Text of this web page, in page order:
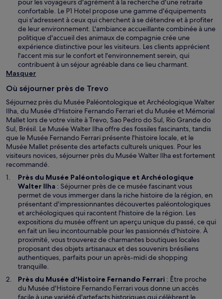
r
e
n
o
u
v
e
l
l
e
e
ê
t
r
e
u
v
r
e
d
a
n
n
e
n
o
u
v
e
l
l
f
e
n
ê
t
r
e
pour les voyageurs d'agrément à la recherche d'une retraite
confortable. Le P1 Hotel propose une gamme d'équipements
qui s'adressent à ceux qui cherchent à se détendre et à profiter
de leur environnement. L'ambiance accueillante combinée à une
politique d'accueil des animaux de compagnie crée une
expérience distinctive pour les visiteurs. Les clients apprécient
l'accent mis sur le confort et l'environnement serein, qui
contribuent à un séjour agréable dans ce lieu charmant.
Masquer
Où séjourner près de Trevo
Séjournez près du Musée Paléontologique et Archéologique Walter
Ilha, du Musée d'Histoire Fernando Ferrari et du Musée et Mémorial
Mallet lors de votre visite à Trevo, Sao Pedro do Sul, Rio Grande do
Sul, Brésil. Le Musée Walter Ilha offre des fossiles fascinants, tandis
que le Musée Fernando Ferrari présente l'histoire locale, et le
Musée Mallet présente des artefacts culturels uniques. Pour les
visiteurs novices, séjourner près du Musée Walter Ilha est fortement
recommandé.
Près du Musée Paléontologique et Archéologique
Walter Ilha S
’
o
u
v
r
e
d
a
u
n
: Séjourner près de ce musée fascinant vous
permet de vous immerger dans la riche histoire de la région, en
présentant d'impressionnantes découvertes paléontologiques
et archéologiques qui racontent l'histoire de la région. Les
expositions du musée offrent un aperçu unique du passé, ce qui
en fait un lieu incontournable pour les passionnés d'histoire. À
proximité, vous trouverez de charmantes boutiques locales
proposant des objets artisanaux et des souvenirs brésiliens
authentiques, parfaits pour un après-midi de shopping
tranquille.
Près du Musée d'Histoire Fernando Ferrari S
’
o
: Être proche
du Musée d'Histoire Fernando Ferrari vous donne un accès
facile à une variété d'artefacts historiques qui célèbrent le